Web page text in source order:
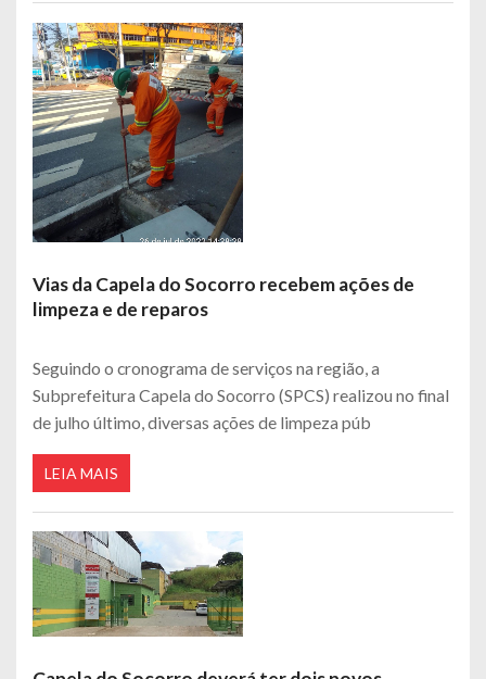
Vias da Capela do Socorro recebem ações de
limpeza e de reparos
Seguindo o cronograma de serviços na região, a
Subprefeitura Capela do Socorro (SPCS) realizou no final
de julho último, diversas ações de limpeza púb
LEIA MAIS